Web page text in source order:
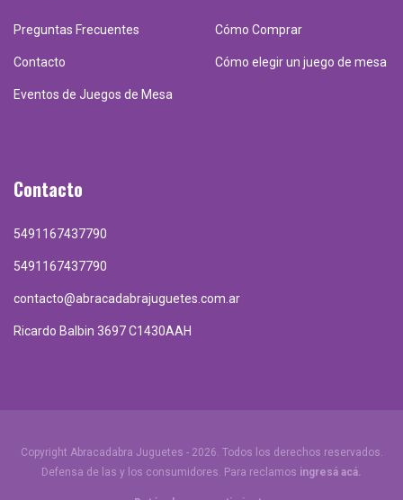
Preguntas Frecuentes Cómo Comprar
Contacto Cómo elegir un juego de mesa
Eventos de Juegos de Mesa
Contacto
5491167437790
5491167437790
contacto@abracadabrajuguetes.com.ar
Ricardo Balbin 3697 C1430AAH
Copyright Abracadabra Juguetes - 2026. Todos los derechos reservados.
Defensa de las y los consumidores. Para reclamos ingresá acá.